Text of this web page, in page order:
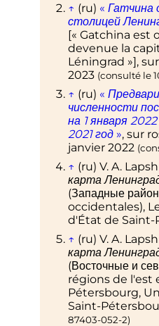
↑ (ru) « Гатчина
столицей
[« Gatchina est
devenue la
Léningrad »], sur
2023 (consulté le
↑ (ru) «
численности
на 1 января
2021 год », sur
janvier 2022
↑ (ru) V. A.
карта
(Западные
occidentales),
d'État de Saint-
↑ (ru) V. A.
карта
(Восточные и
régions de l'est
Pétersbourg,
Saint-
87403-052-2)